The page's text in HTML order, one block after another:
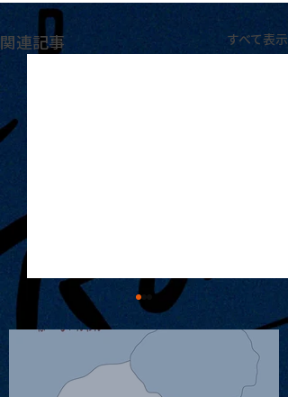
関連記事 すべて表示